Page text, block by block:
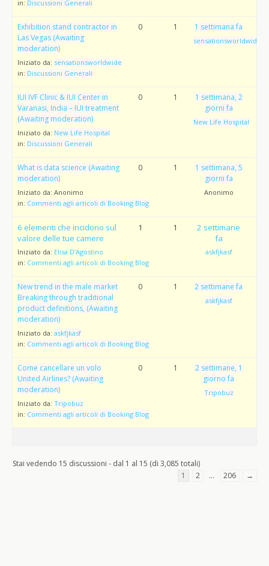
in: Discussioni Generali
Exhibition stand contractor in
Las Vegas (Awaiting
moderation)
Iniziato da: sensationsworldwide
in: Discussioni Generali
0 1 1 settimana fa
sensationsworldwide
IUI IVF Clinic & IUI Center in
Varanasi, India – IUI treatment
(Awaiting moderation)
Iniziato da: New Life Hospital
in: Discussioni Generali
0 1
1 settimana, 2
giorni fa
New Life Hospital
What is data science (Awaiting
moderation)
Iniziato da: Anonimo
in: Commenti agli articoli di Booking Blog
0 1
1 settimana, 5
giorni fa
Anonimo
6 elementi che incidono sul
valore delle tue camere
Iniziato da: Elisa D’Agostino
in: Commenti agli articoli di Booking Blog
1 1
2 settimane
fa
askfjkasf
New trend in the male market
Breaking through traditional
product definitions, (Awaiting
moderation)
Iniziato da: askfjkasf
in: Commenti agli articoli di Booking Blog
0 1 2 settimane fa
askfjkasf
Come cancellare un volo
United Airlines? (Awaiting
moderation)
Iniziato da: Tripobuz
in: Commenti agli articoli di Booking Blog
0 1
2 settimane, 1
giorno fa
Tripobuz
Stai vedendo 15 discussioni - dal 1 al 15 (di 3,085 totali)
1
2 … 206 →